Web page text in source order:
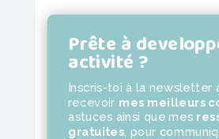
Prête à
activité ?
Inscris-toi à la newsletter
recevoir mes meilleurs
astuces ainsi que mes
gratuites pour